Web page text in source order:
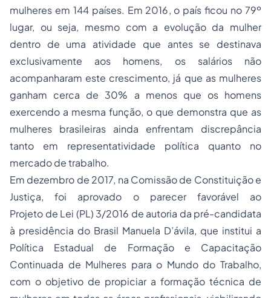
mulheres em 144 países. Em 2016, o país ficou no 79º
lugar, ou seja, mesmo com a evolução da mulher
dentro de uma atividade que antes se destinava
exclusivamente aos homens, os salários não
acompanharam este crescimento, já que as mulheres
ganham cerca de 30% a menos que os homens
exercendo a mesma função, o que demonstra que as
mulheres brasileiras ainda enfrentam discrepância
tanto em representatividade política quanto no
mercado de trabalho.
Em dezembro de 2017, na Comissão de Constituição e
Justiça, foi aprovado o parecer favorável ao
Projeto de Lei (PL) 3/2016 de autoria da pré-candidata
à presidência do Brasil Manuela D’ávila, que institui a
Política Estadual de Formação e Capacitação
Continuada de Mulheres para o Mundo do Trabalho,
com o objetivo de propiciar a formação técnica de